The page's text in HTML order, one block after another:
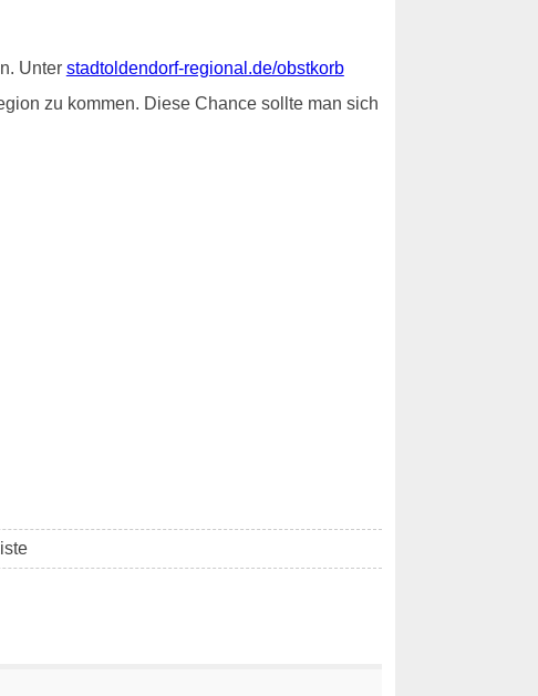
Unter stadtoldendorf-regional.de/obstkorb
zu kommen. Diese Chance sollte man sich